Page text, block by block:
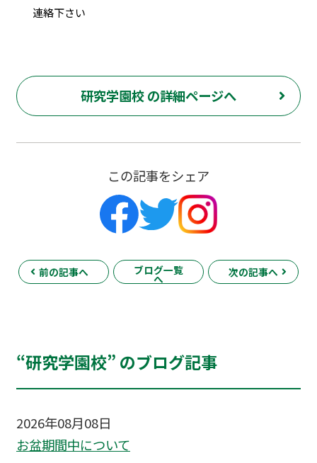
連絡下さい
研究学園校 の詳細ページへ
この記事をシェア
前の記事へ ブログ一覧
へ
次の記事へ
“研究学園校” のブログ記事
2026年08月08日
お盆期間中について